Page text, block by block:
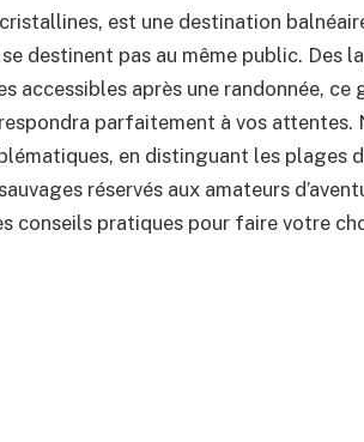
est une destination
destinent pas au même public. Des
accessibles après une randonnée, ce
parfaitement à vos attentes.
en distinguant les plages
réservés aux amateurs
conseils pratiques pour faire votre